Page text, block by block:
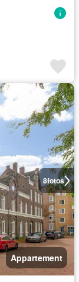
8fotos
Appartement